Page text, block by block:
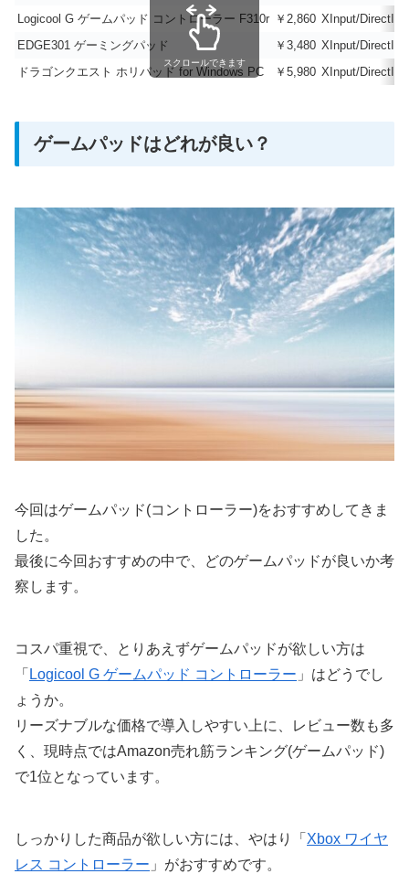
Logicool G ゲームパッド コントローラー F310r ￥2,860 XInput/
EDGE301 ゲーミングパッド
￥3,480 XInput/
ドラゴンクエスト ホリパッド for Windows PC
￥5,980 XInput/
スクロールできます
ゲームパッドはどれが良い？
今回はゲームパッド(コントローラー)をおすすめしてきま
した。
最後に今回おすすめの中で、どのゲームパッドが良いか考
察します。
コスパ重視で、とりあえずゲームパッドが欲しい方は
「 Logicool G ゲームパッド コントローラー 」はどうでし
ょうか。
リーズナブルな価格で導入しやすい上に、レビュー数も多
く、現時点ではAmazon売れ筋ランキング(ゲームパッド)
で1位となっています。
しっかりした商品が欲しい方には、やはり「 Xbox ワイヤ
レス コントローラー 」がおすすめです。